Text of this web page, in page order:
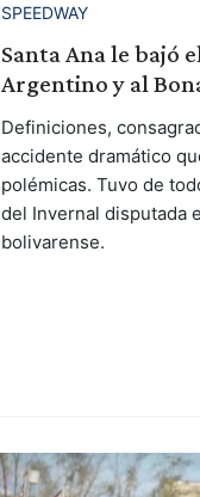
SPEEDWAY
Santa Ana le bajó
Argentino y al
Definiciones,
accidente dramático
polémicas. Tuvo de
del Invernal disputada
bolivarense.